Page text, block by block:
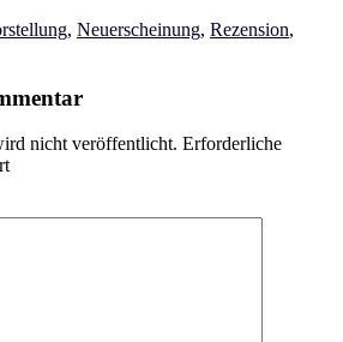
, Neuerscheinung, Rezension,
nicht veröffentlicht. Erforderliche